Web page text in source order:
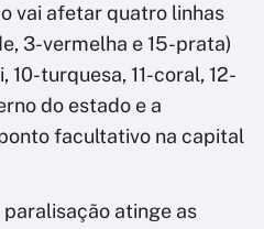
vai afetar quatro linhas
3-vermelha e 15-prata)
10-turquesa, 11-coral, 12-
do estado e a
facultativo na capital
paralisação atinge as